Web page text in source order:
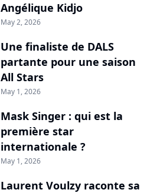
Angélique Kidjo
May 2, 2026
Une finaliste de DALS
partante pour une saison
All Stars
May 1, 2026
Mask Singer : qui est la
première star
internationale ?
May 1, 2026
Laurent Voulzy raconte sa